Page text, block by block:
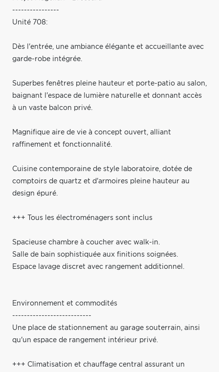
----------------
Unité 708:
Dès l'entrée, une ambiance élégante et accueillante avec
garde-robe intégrée.
Superbes fenêtres pleine hauteur et porte-patio au salon,
baignant l'espace de lumière naturelle et donnant accès
à un vaste balcon privé.
Magnifique aire de vie à concept ouvert, alliant
raffinement et fonctionnalité.
Cuisine contemporaine de style laboratoire, dotée de
comptoirs de quartz et d'armoires pleine hauteur au
design épuré.
+++ Tous les électroménagers sont inclus
Spacieuse chambre à coucher avec walk-in.
Salle de bain sophistiquée aux finitions soignées.
Espace lavage discret avec rangement additionnel.
Environnement et commodités
---------------------------
Une place de stationnement au garage souterrain, ainsi
qu'un espace de rangement intérieur privé.
+++ Climatisation et chauffage central assurant un